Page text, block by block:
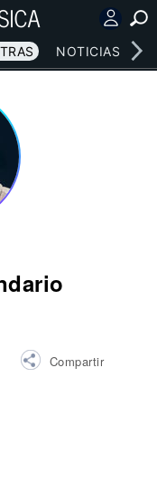
NOTICIAS
Compartir